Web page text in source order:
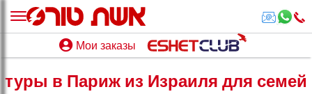
Мои заказы
נופש בארץ
Мои заказы
туры в Париж из Израиля для семей